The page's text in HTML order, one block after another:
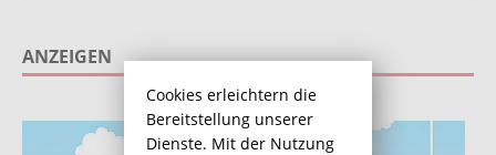
ANZEIGEN
Cookies erleichtern die
Bereitstellung unserer
Dienste. Mit der Nutzung